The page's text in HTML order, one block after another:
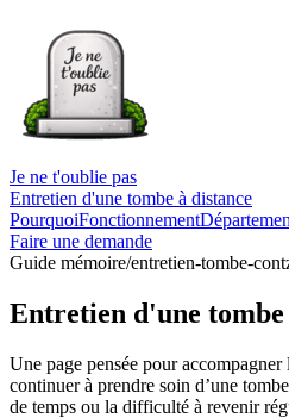
Je ne t'oublie pas
Entretien d'une tombe à distance
PourquoiFonctionnement
Faire une demande
Guide mémoire/entretien-tombe-
Entretien d'une
Une page pensée pour
continuer à prendre soin d’une
de temps ou la difficulté à revenir